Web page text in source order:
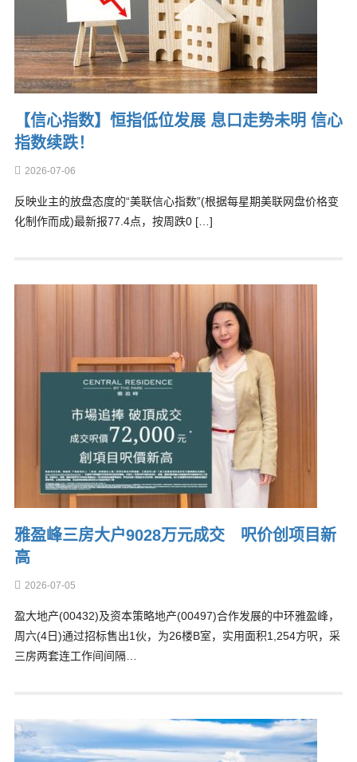
【信心指数】恒指低位发展 息口走势未明 信心
指数续跌！
2026-07-06
反映业主的放盘态度的“美联信心指数”(根据每星期美联网盘价格变
化制作而成)最新报77.4点，按周跌0 […]
雅盈峰三房大户9028万元成交 呎价创项目新
高
2026-07-05
盈大地产(00432)及资本策略地产(00497)合作发展的中环雅盈峰，
周六(4日)通过招标售出1伙，为26楼B室，实用面积1,254方呎，采
三房两套连工作间间隔…